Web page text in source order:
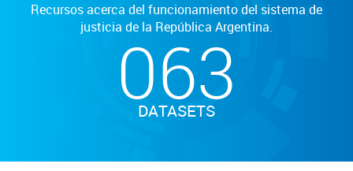
Recursos acerca del funcionamiento del sistema de
justicia de la República Argentina.
063
DATASETS